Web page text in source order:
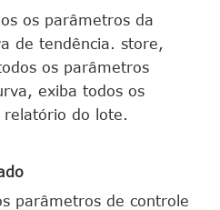
os parâmetros da
de tendência. store,
os parâmetros
exiba todos os
do lote.
parâmetros de controle